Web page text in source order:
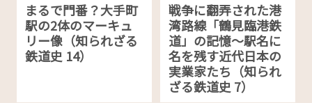
まるで門番？大手町
駅の2体のマーキュ
リー像（知られざる
鉄道史 14）
戦争に翻弄された港
湾路線「鶴見臨港鉄
道」の記憶～駅名に
名を残す近代日本の
実業家たち（知られ
ざる鉄道史 7）